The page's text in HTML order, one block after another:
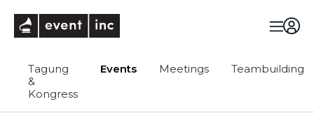
Tagung
&
Kongress
Events Meetings Teambuilding